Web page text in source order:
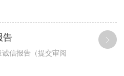
告
信报告（提交审阅